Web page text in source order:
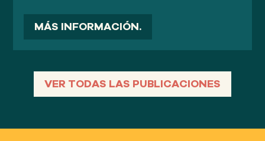
MÁS INFORMACIÓN.
VER TODAS LAS PUBLICACIONES